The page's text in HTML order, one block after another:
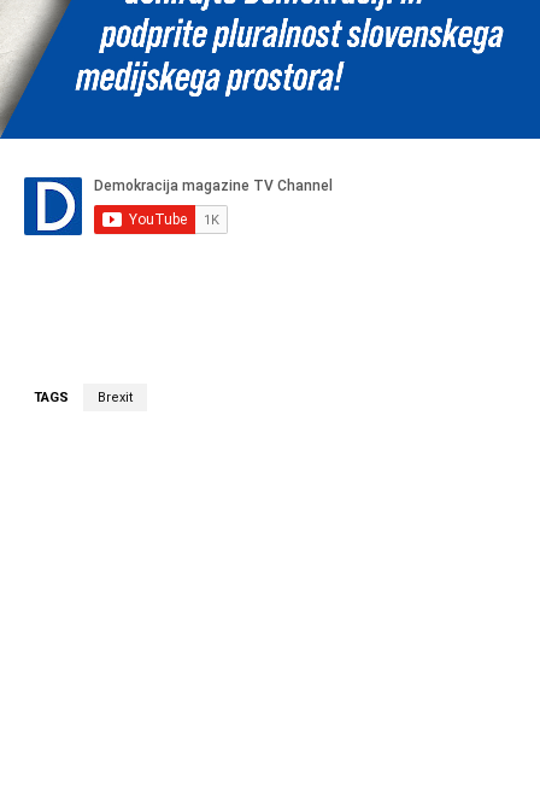
TAGS Brexit